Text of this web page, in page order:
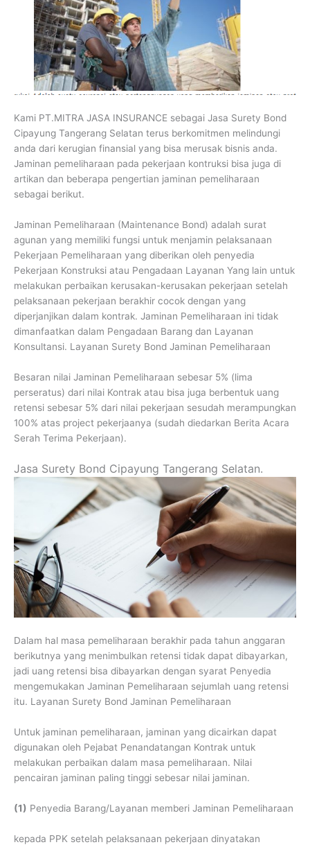
Kami PT.MITRA JASA INSURANCE sebagai Jasa Surety Bond
Cipayung Tangerang Selatan terus berkomitmen melindungi
anda dari kerugian finansial yang bisa merusak bisnis anda.
Jaminan pemeliharaan pada pekerjaan kontruksi bisa juga di
artikan dan beberapa pengertian jaminan pemeliharaan
sebagai berikut.
Jaminan Pemeliharaan (Maintenance Bond) adalah surat
agunan yang memiliki fungsi untuk menjamin pelaksanaan
Pekerjaan Pemeliharaan yang diberikan oleh penyedia
Pekerjaan Konstruksi atau Pengadaan Layanan Yang lain untuk
melakukan perbaikan kerusakan-kerusakan pekerjaan setelah
pelaksanaan pekerjaan berakhir cocok dengan yang
diperjanjikan dalam kontrak. Jaminan Pemeliharaan ini tidak
dimanfaatkan dalam Pengadaan Barang dan Layanan
Konsultansi. Layanan Surety Bond Jaminan Pemeliharaan
Besaran nilai Jaminan Pemeliharaan sebesar 5% (lima
perseratus) dari nilai Kontrak atau bisa juga berbentuk uang
retensi sebesar 5% dari nilai pekerjaan sesudah merampungkan
100% atas project pekerjaanya (sudah diedarkan Berita Acara
Serah Terima Pekerjaan).
Jasa Surety Bond Cipayung Tangerang Selatan.
Dalam hal masa pemeliharaan berakhir pada tahun anggaran
berikutnya yang menimbulkan retensi tidak dapat dibayarkan,
jadi uang retensi bisa dibayarkan dengan syarat Penyedia
mengemukakan Jaminan Pemeliharaan sejumlah uang retensi
itu. Layanan Surety Bond Jaminan Pemeliharaan
Untuk jaminan pemeliharaan, jaminan yang dicairkan dapat
digunakan oleh Pejabat Penandatangan Kontrak untuk
melakukan perbaikan dalam masa pemeliharaan. Nilai
pencairan jaminan paling tinggi sebesar nilai jaminan.
(1) Penyedia Barang/Layanan memberi Jaminan Pemeliharaan
kepada PPK setelah pelaksanaan pekerjaan dinyatakan